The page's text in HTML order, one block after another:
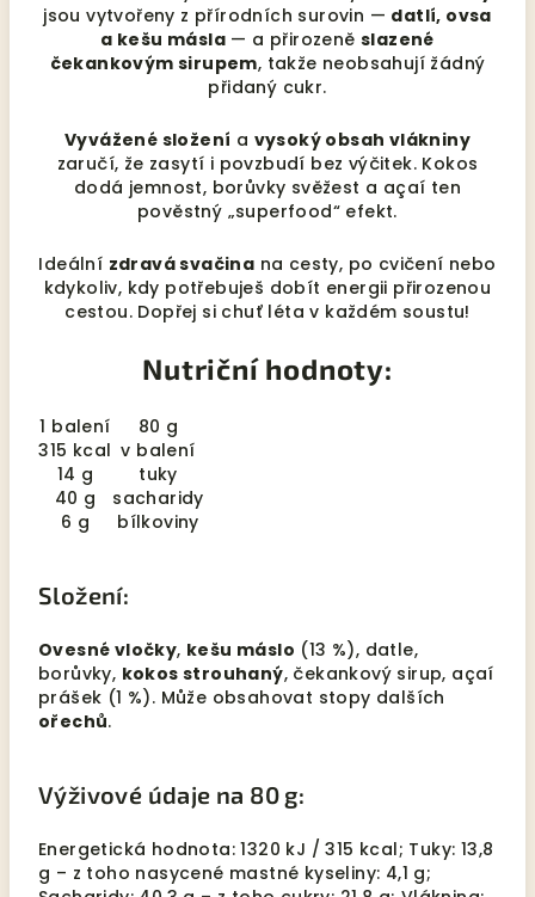
jsou vytvořeny z přírodních surovin — datlí, ovsa
a kešu másla — a přirozeně slazené
čekankovým sirupem, takže neobsahují žádný
přidaný cukr.
Vyvážené složení a vysoký obsah vlákniny
zaručí, že zasytí i povzbudí bez výčitek. Kokos
dodá jemnost, borůvky svěžest a açaí ten
pověstný „superfood“ efekt.
Ideální zdravá svačina na cesty, po cvičení nebo
kdykoliv, kdy potřebuješ dobít energii přirozenou
cestou. Dopřej si chuť léta v každém soustu!
Nutriční hodnoty:
1 balení
80 g
315 kcal v balení
14 g
tuky
40 g
sacharidy
6 g
bílkoviny
Složení:
Ovesné vločky, kešu máslo (13 %), datle,
borůvky, kokos strouhaný, čekankový sirup, açaí
prášek (1 %). Může obsahovat stopy dalších
ořechů.
Výživové údaje na 80 g:
Energetická hodnota: 1320 kJ / 315 kcal; Tuky: 13,8
g – z toho nasycené mastné kyseliny: 4,1 g;